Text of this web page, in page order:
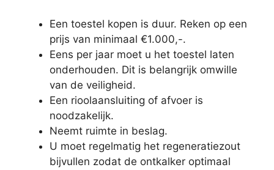
Een toestel kopen is duur. Reken op een
prijs van minimaal €1.000,-.
Eens per jaar moet u het toestel laten
onderhouden. Dit is belangrijk omwille
van de veiligheid.
Een rioolaansluiting of afvoer is
noodzakelijk.
Neemt ruimte in beslag.
U moet regelmatig het regeneratiezout
bijvullen zodat de ontkalker optimaal